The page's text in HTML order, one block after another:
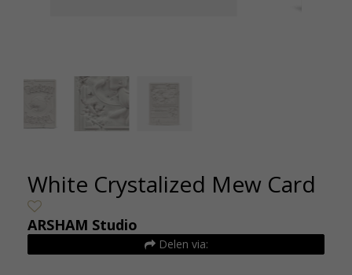
Kunsthuizen (2)
White Crystalized Mew Card
ARSHAM Studio
Delen via: